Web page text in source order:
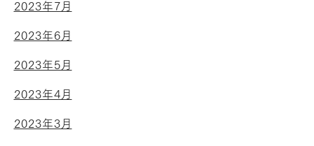
2023年7月
2023年6月
2023年5月
2023年4月
2023年3月